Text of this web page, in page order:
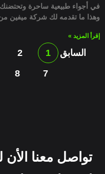
في أجواء طبيعية ساحرة وتحتضنك
وهذا ما تقدمه لك شركة ميفين
إقرأ المزيد »
السابق 1
2
7
8
تواصل معنا